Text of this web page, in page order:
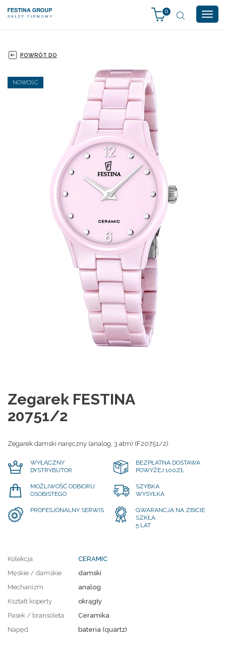
0
POWRÓT DO
NOWOŚĆ
Zegarek FESTINA
20751/2
Zegarek damski naręczny (analog, 3 atm) (F20751/2)
WYŁĄCZNY
DYSTRYBUTOR
BEZPŁATNA DOSTAWA
POWYŻEJ 100ZŁ
MOŻLIWOŚĆ ODBIORU
OSOBISTEGO
SZYBKA
WYSYŁKA
PROFESJONALNY SERWIS
GWARANCJA NA ZBICIE
SZKŁA
5 LAT
Kolekcja
CERAMIC
Męskie / damskie
damski
Mechanizm
analog
Kształt koperty
okrągły
Pasek / bransoleta
Ceramika
Napęd
bateria (quartz)